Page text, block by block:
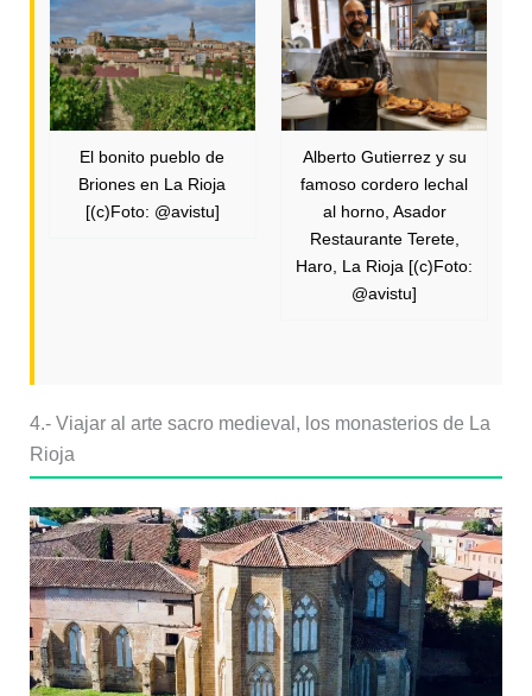
El bonito pueblo de
Briones en La Rioja
[(c)Foto: @avistu]
Alberto Gutierrez y su
famoso cordero lechal
al horno, Asador
Restaurante Terete,
Haro, La Rioja [(c)Foto:
@avistu]
4.- Viajar al arte sacro medieval, los monasterios de La
Rioja